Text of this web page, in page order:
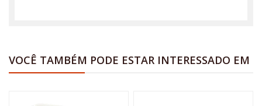
VOCÊ TAMBÉM PODE ESTAR INTERESSADO EM